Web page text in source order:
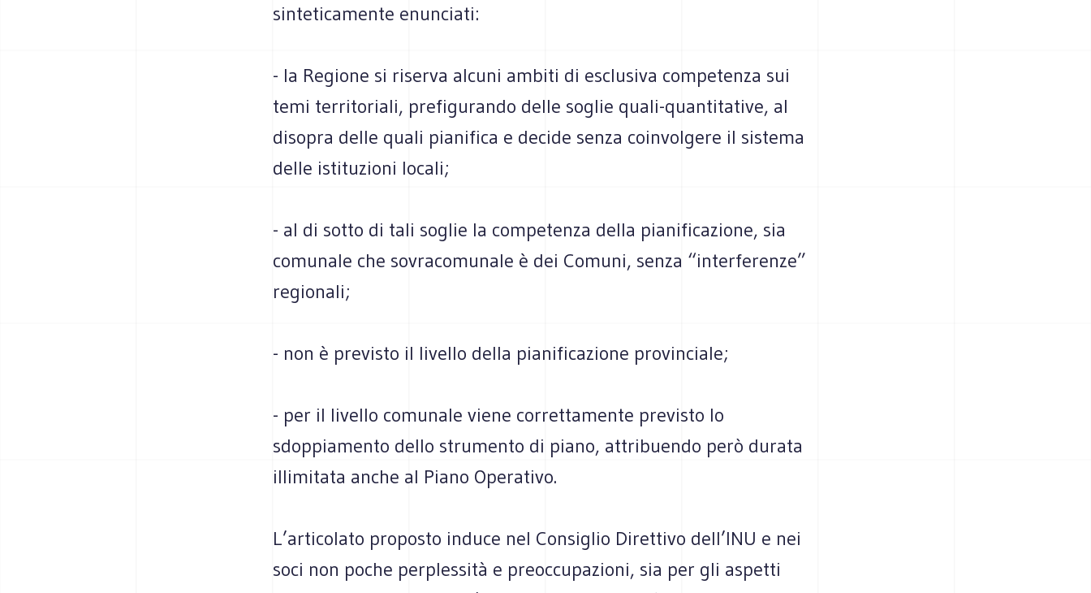
sinteticamente enunciati:
- la Regione si riserva alcuni ambiti di esclusiva competenza sui
temi territoriali, prefigurando delle soglie quali-quantitative, al
disopra delle quali pianifica e decide senza coinvolgere il sistema
delle istituzioni locali;
- al di sotto di tali soglie la competenza della pianificazione, sia
comunale che sovracomunale è dei Comuni, senza “interferenze”
regionali;
- non è previsto il livello della pianificazione provinciale;
- per il livello comunale viene correttamente previsto lo
sdoppiamento dello strumento di piano, attribuendo però durata
illimitata anche al Piano Operativo.
L’articolato proposto induce nel Consiglio Direttivo dell’INU e nei
soci non poche perplessità e preoccupazioni, sia per gli aspetti